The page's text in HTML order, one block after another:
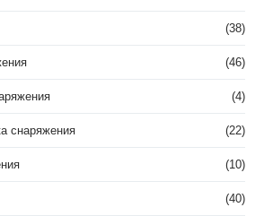
(38)
(46)
(4)
снаряжения (22)
(10)
(40)